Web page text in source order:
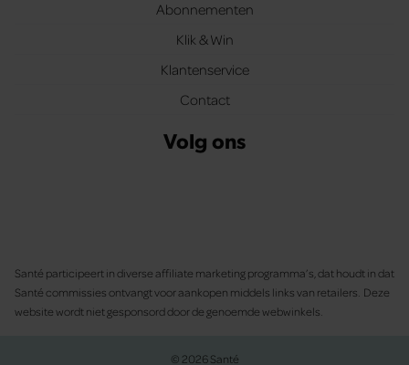
Abonnementen
Klik & Win
Klantenservice
Contact
Volg ons
Santé participeert in diverse affiliate marketing programma’s, dat houdt in dat
Santé commissies ontvangt voor aankopen middels links van retailers. Deze
website wordt niet gesponsord door de genoemde webwinkels.
© 2026 Santé